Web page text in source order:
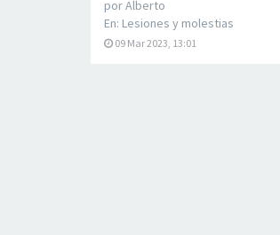
porAlberto
En: Lesiones y molestias
09 Mar 2023, 13:01